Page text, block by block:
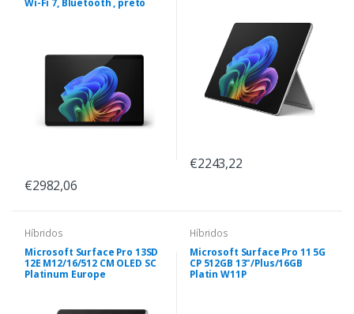
€2982,06
€2243,22
Híbridos
Microsoft Surface Pro 13SD
12E M12/16/512 CM OLED SC
Platinum Europe
Híbridos
Microsoft Surface Pro 11 5G
CP 512GB 13"/Plus/16GB
Platin W11P